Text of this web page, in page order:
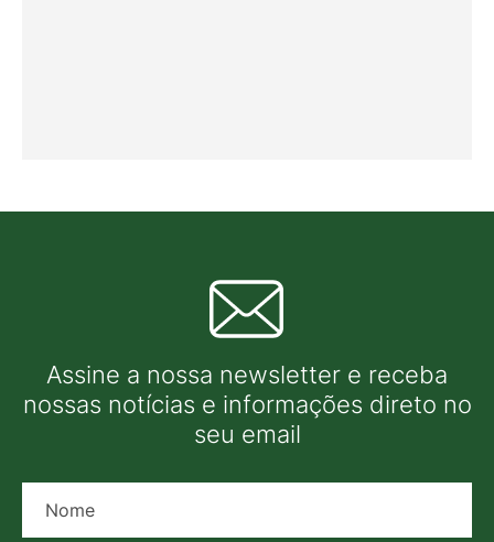
Assine a nossa newsletter e receba
nossas notícias e informações direto no
seu email